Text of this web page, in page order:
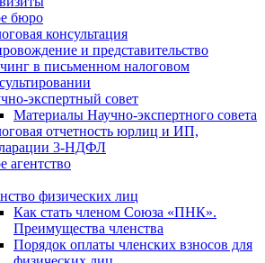
бюро
консультация
и представительство
в письменном налоговом
экспертный совет
Материалы Научно-экспертного совета
отчетность юрлиц и ИП,
3-НДФЛ
агентство
физических лиц
Как стать членом Союза «ПНК».
Преимущества членства
Порядок оплаты членских взносов для